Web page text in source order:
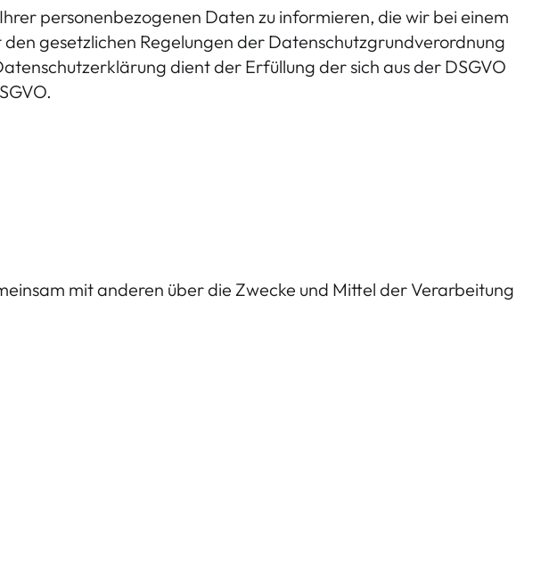
personenbezogenen Daten zu informieren, die wir bei einem
gesetzlichen Regelungen der Datenschutzgrundverordnung
dient der Erfüllung der sich aus der DSGVO
mit anderen über die Zwecke und Mittel der Verarbeitung